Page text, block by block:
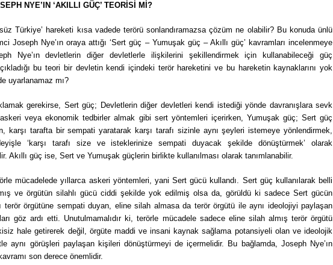
NYE’IN ‘AKILLI GÜÇ’ TEORİSİ Mİ?
Türkiye’ hareketi kısa vadede terörü sonlandıramazsa çözüm ne olabilir? Bu konuda ünlü
Joseph Nye’ın oraya attığı ‘Sert güç – Yumuşak güç – Akıllı güç’ kavramları incelenmeye
Nye’ın devletlerin diğer devletlerle ilişkilerini şekillendirmek için kullanabileceği güç
bu teori bir devletin kendi içindeki terör hareketini ve bu hareketin kaynaklarını yok
uyarlanamaz mı?
gerekirse, Sert güç; Devletlerin diğer devletleri kendi istediği yönde davranışlara sevk
veya ekonomik tedbirler almak gibi sert yöntemleri içerirken, Yumuşak güç; Sert güç
karşı tarafta bir sempati yaratarak karşı tarafı sizinle aynı şeyleri istemeye yönlendirmek,
‘karşı tarafı size ve isteklerinize sempati duyacak şekilde dönüştürmek’ olarak
Akıllı güç ise, Sert ve Yumuşak güçlerin birlikte kullanılması olarak tanımlanabilir.
mücadelede yıllarca askeri yöntemleri, yani Sert gücü kullandı. Sert güç kullanılarak belli
ve örgütün silahlı gücü ciddi şekilde yok edilmiş olsa da, görüldü ki sadece Sert gücün
terör örgütüne sempati duyan, eline silah almasa da terör örgütü ile aynı ideolojiyi paylaşan
göz ardı etti. Unutulmamalıdır ki, terörle mücadele sadece eline silah almış terör örgütü
hale getirerek değil, örgüte maddi ve insani kaynak sağlama potansiyeli olan ve ideolojik
aynı görüşleri paylaşan kişileri dönüştürmeyi de içermelidir. Bu bağlamda, Joseph Nye’ın
kavramı son derece önemlidir.